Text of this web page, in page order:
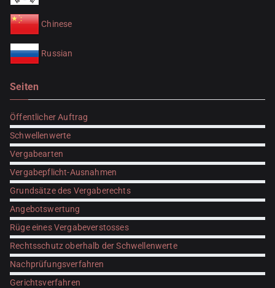
Chinese
Russian
Seiten
Öffentlicher Auftrag
Schwellenwerte
Vergabearten
Vergabepflicht-Ausnahmen
Grundsätze des Vergaberechts
Angebotswertung
Rüge eines Vergabeverstosses
Rechtsschutz oberhalb der Schwellenwerte
Nachprüfungsverfahren
Gerichtsverfahren